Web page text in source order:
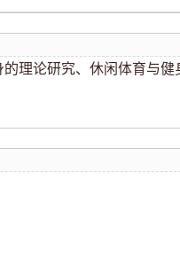
理论研究、休闲体育与